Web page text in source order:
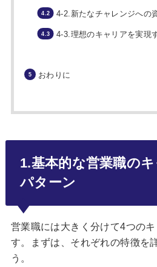
4-2.新たなチャレンジへの
4-3.理想のキャリアを実現
おわりに
1.基本的な営業職の
パターン
営業職には大きく分けて4つの
す。まずは、それぞれの特徴を
う。